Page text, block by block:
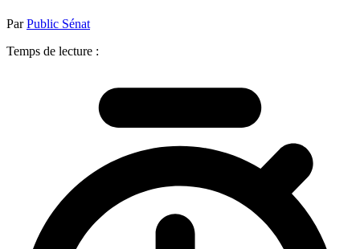
ParPublic Sénat
Temps de lecture :